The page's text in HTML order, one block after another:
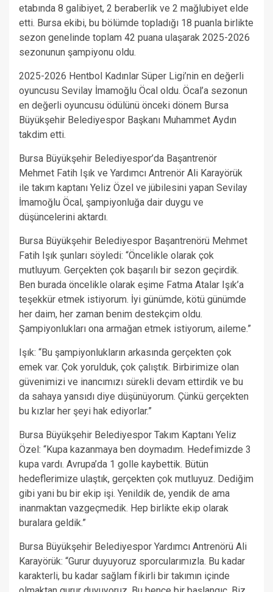
etabında 8 galibiyet, 2 beraberlik ve 2 mağlubiyet elde
etti. Bursa ekibi, bu bölümde topladığı 18 puanla birlikte
sezon genelinde toplam 42 puana ulaşarak 2025-2026
sezonunun şampiyonu oldu.
2025-2026 Hentbol Kadınlar Süper Ligi’nin en değerli
oyuncusu Sevilay İmamoğlu Öcal oldu. Öcal’a sezonun
en değerli oyuncusu ödülünü önceki dönem Bursa
Büyükşehir Belediyespor Başkanı Muhammet Aydın
takdim etti.
Bursa Büyükşehir Belediyespor’da Başantrenör
Mehmet Fatih Işık ve Yardımcı Antrenör Ali Karayörük
ile takım kaptanı Yeliz Özel ve jübilesini yapan Sevilay
İmamoğlu Öcal, şampiyonluğa dair duygu ve
düşüncelerini aktardı.
Bursa Büyükşehir Belediyespor Başantrenörü Mehmet
Fatih Işık şunları söyledi: “Öncelikle olarak çok
mutluyum. Gerçekten çok başarılı bir sezon geçirdik.
Ben burada öncelikle olarak eşime Fatma Atalar Işık’a
teşekkür etmek istiyorum. İyi günümde, kötü günümde
her daim, her zaman benim destekçim oldu.
Şampiyonlukları ona armağan etmek istiyorum, aileme.”
Işık: “Bu şampiyonlukların arkasında gerçekten çok
emek var. Çok yorulduk, çok çalıştık. Birbirimize olan
güvenimizi ve inancımızı sürekli devam ettirdik ve bu
da sahaya yansıdı diye düşünüyorum. Çünkü gerçekten
bu kızlar her şeyi hak ediyorlar.”
Bursa Büyükşehir Belediyespor Takım Kaptanı Yeliz
Özel: “Kupa kazanmaya ben doymadım. Hedefimizde 3
kupa vardı. Avrupa’da 1 golle kaybettik. Bütün
hedeflerimize ulaştık, gerçekten çok mutluyuz. Dediğim
gibi yani bu bir ekip işi. Yenildik de, yendik de ama
inanmaktan vazgeçmedik. Hep birlikte ekip olarak
buralara geldik.”
Bursa Büyükşehir Belediyespor Yardımcı Antrenörü Ali
Karayörük: “Gurur duyuyoruz sporcularımızla. Bu kadar
karakterli, bu kadar sağlam fikirli bir takımın içinde